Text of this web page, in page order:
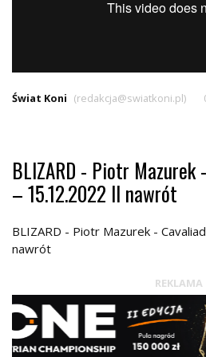
Świat Koni (redakcja@swiatkoni.pl)
BLIZARD - Piotr Mazurek
– 15.12.2022 II nawrót
BLIZARD - Piotr Mazurek -
nawrót
REKLAMA